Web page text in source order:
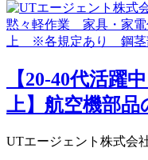
【20-40代活躍
上】航空機部品
UTエージェント株式会